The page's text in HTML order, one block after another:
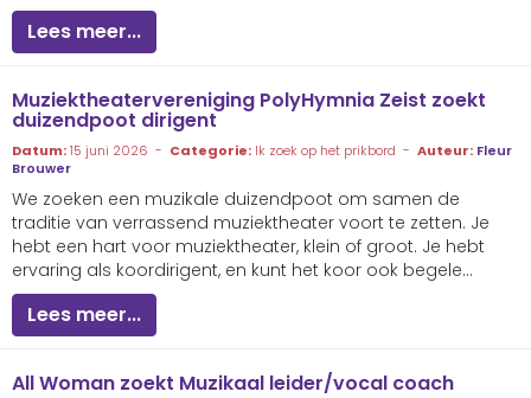
Lees meer...
Muziektheatervereniging PolyHymnia Zeist zoekt
duizendpoot dirigent
Datum:15 juni 2026 - Categorie: Ik zoek op het prikbord - Auteur: Fleur
Brouwer
We zoeken een muzikale duizendpoot om samen de
traditie van verrassend muziektheater voort te zetten. Je
hebt een hart voor muziektheater, klein of groot. Je hebt
ervaring als koordirigent, en kunt het koor ook begele...
Lees meer...
All Woman zoekt Muzikaal leider/vocal coach